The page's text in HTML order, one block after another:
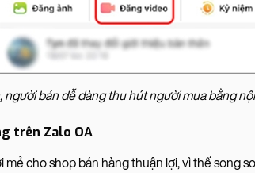
người bán dễ dàng thu hút người mua bằng
trên Zalo OA
cho shop bán hàng thuận lợi, vì thế song